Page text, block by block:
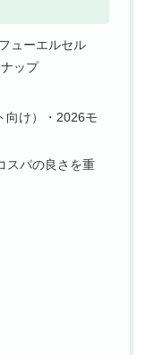
ューエルセル
ップ
向け）・2026モ
スパの良さを重